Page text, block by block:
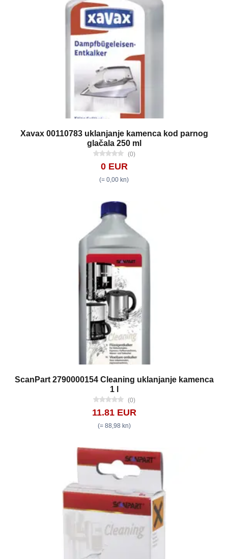
Xavax 00110783 uklanjanje kamenca kod parnog
glačala 250 ml
(0)
0 EUR
(= 0,00 kn)
ScanPart 2790000154 Cleaning uklanjanje kamenca
1 l
(0)
11.81 EUR
(= 88,98 kn)